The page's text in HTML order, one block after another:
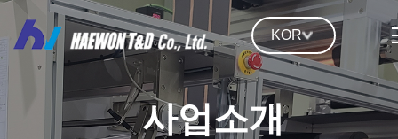
KOR
사업소개